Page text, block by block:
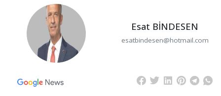
Esat BİNDESEN
esatbindesen@hotmail.com